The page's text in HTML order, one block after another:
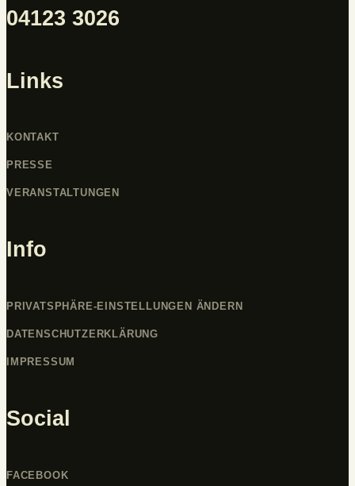
04123 3026
Links
KONTAKT
PRESSE
VERANSTALTUNGEN
Info
PRIVATSPHÄRE-EINSTELLUNGEN ÄNDERN
DATENSCHUTZERKLÄRUNG
IMPRESSUM
Social
FACEBOOK